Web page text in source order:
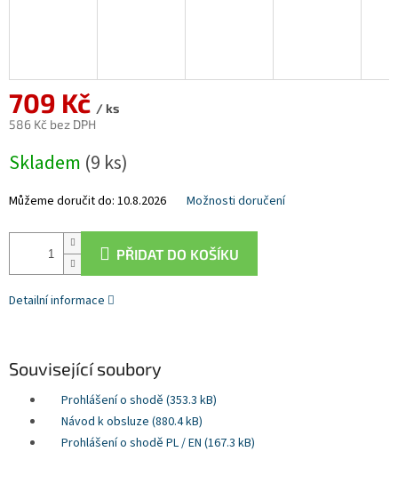
709 Kč / ks
586 Kč bez DPH
cena:
Skladem (9 ks)
Můžeme doručit do: 10.8.2026 Možnosti doručení
PŘIDAT DO KOŠÍKU
Detailní informace
Související soubory
Prohlášení o shodě (353.3 kB)
Návod k obsluze (880.4 kB)
Prohlášení o shodě PL / EN (167.3 kB)